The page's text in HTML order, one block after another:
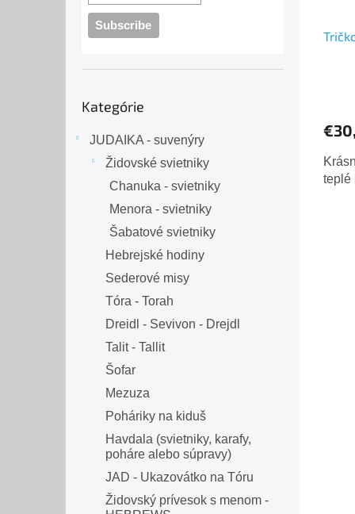
kategórie
Kategórie
JUDAIKA - suvenýry
Židovské svietniky
Chanuka - svietniky
Menora - svietniky
Šabatové svietniky
Hebrejské hodiny
Sederové misy
Tóra - Torah
Dreidl - Sevivon - Drejdl
Talit - Tallit
Šofar
Mezuza
Poháriky na kiduš
Havdala (svietniky, karafy,
poháre alebo súpravy)
JAD - Ukazovátko na Tóru
Židovský prívesok s menom -
teplé